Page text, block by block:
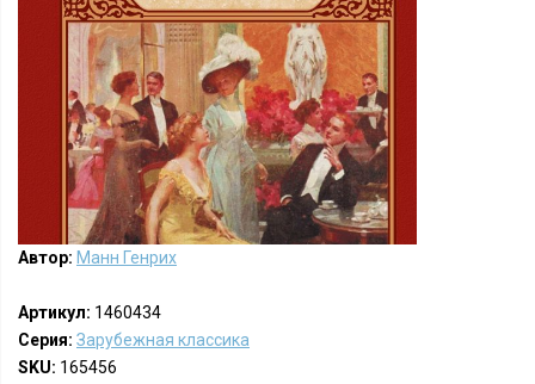
Автор: Манн Генрих
Артикул: 1460434
Серия: Зарубежная классика
SKU: 165456